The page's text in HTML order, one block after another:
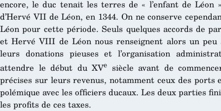
encore, le duc tenait les terres de « l’enfant de
d’Hervé VII de Léon, en 1344. On ne conserve
Léon pour cette période. Seuls quelques accords de
et Hervé VIII de Léon nous renseignent alors un peu
leurs donations pieuses et l’organisation
attendre le début du XVe siècle avant de
précises sur leurs revenus, notamment ceux des ports
polémique avec les officiers ducaux. Les deux parties
les profits de ces taxes.